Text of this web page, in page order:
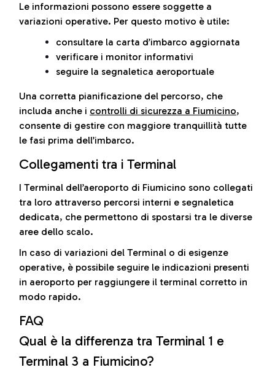
Le informazioni possono essere soggette a
variazioni operative. Per questo motivo è utile:
consultare la carta d’imbarco aggiornata
verificare i monitor informativi
seguire la segnaletica aeroportuale
Una corretta pianificazione del percorso, che
includa anche i controlli di sicurezza a Fiumicino,
consente di gestire con maggiore tranquillità tutte
le fasi prima dell’imbarco.
Collegamenti tra i Terminal
I Terminal dell’aeroporto di Fiumicino sono collegati
tra loro attraverso percorsi interni e segnaletica
dedicata, che permettono di spostarsi tra le diverse
aree dello scalo.
In caso di variazioni del Terminal o di esigenze
operative, è possibile seguire le indicazioni presenti
in aeroporto per raggiungere il terminal corretto in
modo rapido.
FAQ
Qual è la differenza tra Terminal 1 e
Terminal 3 a Fiumicino?